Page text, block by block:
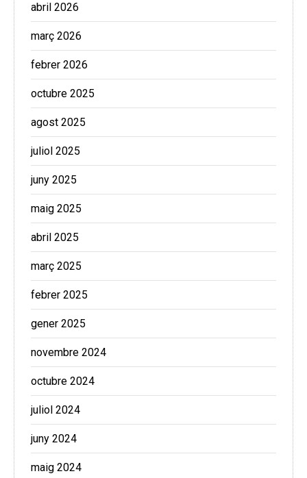
abril 2026
març 2026
febrer 2026
octubre 2025
agost 2025
juliol 2025
juny 2025
maig 2025
abril 2025
març 2025
febrer 2025
gener 2025
novembre 2024
octubre 2024
juliol 2024
juny 2024
maig 2024